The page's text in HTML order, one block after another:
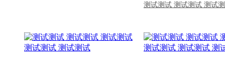
测试测试 测试测试 测试